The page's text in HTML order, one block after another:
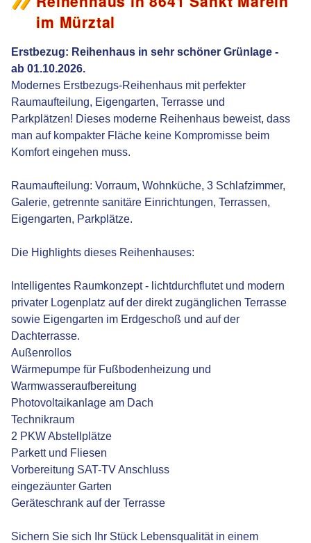
im Mürztal
Erstbezug: Reihenhaus in sehr schöner Grünlage -
ab 01.10.2026.
Modernes Erstbezugs-Reihenhaus mit perfekter
Raumaufteilung, Eigengarten, Terrasse und
Parkplätzen! Dieses moderne Reihenhaus beweist, dass
man auf kompakter Fläche keine Kompromisse beim
Komfort eingehen muss.
Raumaufteilung: Vorraum, Wohnküche, 3 Schlafzimmer,
Galerie, getrennte sanitäre Einrichtungen, Terrassen,
Eigengarten, Parkplätze.
Die Highlights dieses Reihenhauses:
Intelligentes Raumkonzept - lichtdurchflutet und modern
privater Logenplatz auf der direkt zugänglichen Terrasse
sowie Eigengarten im Erdgeschoß und auf der
Dachterrasse.
Außenrollos
Wärmepumpe für Fußbodenheizung und
Warmwasseraufbereitung
Photovoltaikanlage am Dach
Technikraum
2 PKW Abstellplätze
Parkett und Fliesen
Vorbereitung SAT-TV Anschluss
eingezäunter Garten
Geräteschrank auf der Terrasse
Sichern Sie sich Ihr Stück Lebensqualität in einem